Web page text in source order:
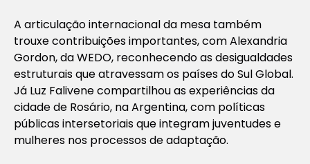
A articulação internacional da mesa também
trouxe contribuições importantes, com Alexandria
Gordon, da WEDO, reconhecendo as desigualdades
estruturais que atravessam os países do Sul Global.
Já Luz Falivene compartilhou as experiências da
cidade de Rosário, na Argentina, com políticas
públicas intersetoriais que integram juventudes e
mulheres nos processos de adaptação.